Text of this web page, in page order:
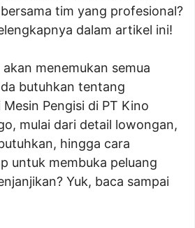
tim yang profesional?
dalam artikel ini!
menemukan semua
butuhkan tentang
Pengisi di PT Kino
mulai dari detail lowongan,
hingga cara
untuk membuka peluang
Yuk, baca sampai